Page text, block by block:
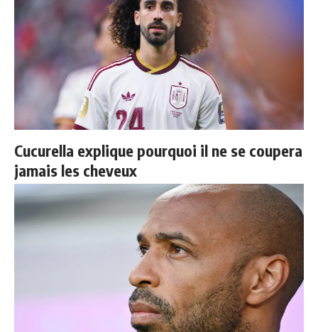
Cucurella explique pourquoi il ne se coupera
jamais les cheveux